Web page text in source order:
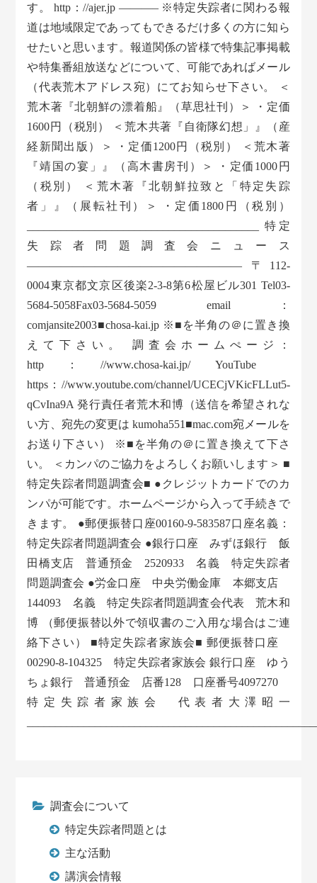
す。 http：//ajer.jp ———– ※特定失踪者に関わる報
道は地域限定であってもできるだけ多くの方に知ら
せたいと思います。報道関係の皆様で特集記事掲載
や特集番組放送などについて、可能であればメール
（代表荒木アドレス宛）にてお知らせ下さい。 ＜
荒木著『北朝鮮の漂着船』（草思社刊）＞ ・定価
1600円（税別） ＜荒木共著『自衛隊幻想」』（産
経新聞出版）＞ ・定価1200円（税別） ＜荒木著
『靖国の宴」』（高木書房刊）＞ ・定価1000円
（税別） ＜荒木著『北朝鮮拉致と「特定失踪
者」』（展転社刊）＞ ・定価1800円（税別）
_________________________________________ 特定
失踪者問題調査会ニュース
——————————————————— 〒112-
0004東京都文京区後楽2-3-8第6松屋ビル301 Tel03-
5684-5058Fax03-5684-5059 email：
comjansite2003■chosa-kai.jp ※■を半角の＠に置き換
えて下さい。 調査会ホームぺージ：
http：//www.chosa-kai.jp/ YouTube
https：//www.youtube.com/channel/UCECjVKicFLLut5-
qCvIna9A 発行責任者荒木和博（送信を希望されな
い方、宛先の変更は kumoha551■mac.com宛メールを
お送り下さい） ※■を半角の＠に置き換えて下さ
い。 ＜カンパのご協力をよろしくお願いします＞ ■
特定失踪者問題調査会■ ●クレジットカードでのカ
ンパが可能です。ホームページから入って手続きで
きます。 ●郵便振替口座00160-9-583587口座名義：
特定失踪者問題調査会 ●銀行口座 みずほ銀行 飯
田橋支店 普通預金 2520933 名義 特定失踪者
問題調査会 ●労金口座 中央労働金庫 本郷支店
144093 名義 特定失踪者問題調査会代表 荒木和
博 （郵便振替以外で領収書のご入用な場合はご連
絡下さい） ■特定失踪者家族会■ 郵便振替口座
00290-8-104325 特定失踪者家族会 銀行口座 ゆう
ちょ銀行 普通預金 店番128 口座番号4097270
特定失踪者家族会 代表者大澤昭一
調査会について
特定失踪者問題とは
主な活動
講演会情報